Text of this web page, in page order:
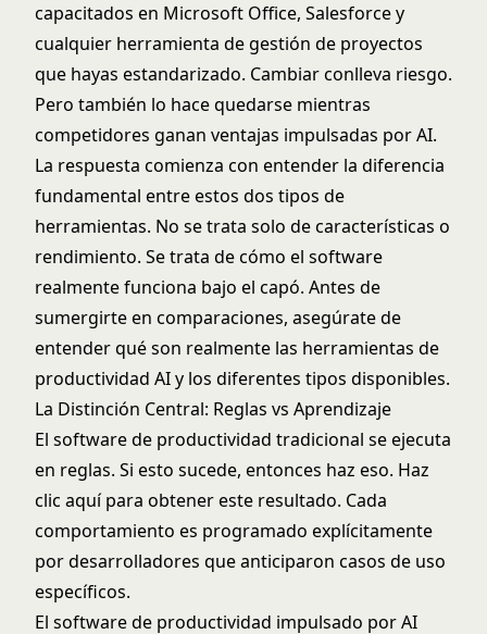
capacitados en Microsoft Office, Salesforce y
cualquier herramienta de gestión de proyectos
que hayas estandarizado. Cambiar conlleva riesgo.
Pero también lo hace quedarse mientras
competidores ganan ventajas impulsadas por AI.
La respuesta comienza con entender la diferencia
fundamental entre estos dos tipos de
herramientas. No se trata solo de características o
rendimiento. Se trata de cómo el software
realmente funciona bajo el capó. Antes de
sumergirte en comparaciones, asegúrate de
entenderqué son realmente las herramientas de
productividad AIy los diferentes tipos disponibles.
La Distinción Central: Reglas vs Aprendizaje
El software de productividad tradicional se ejecuta
en reglas. Si esto sucede, entonces haz eso. Haz
clic aquí para obtener este resultado. Cada
comportamiento es programado explícitamente
por desarrolladores que anticiparon casos de uso
específicos.
El software de productividad impulsado por AI